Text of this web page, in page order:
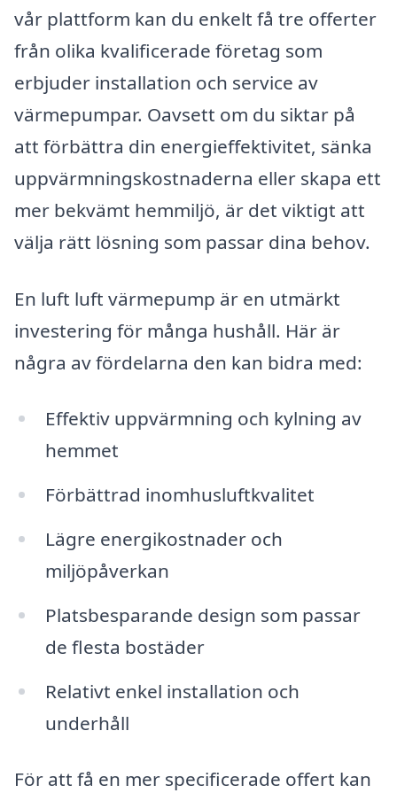
vår plattform kan du enkelt få tre offerter
från olika kvalificerade företag som
erbjuder installation och service av
värmepumpar. Oavsett om du siktar på
att förbättra din energieffektivitet, sänka
uppvärmningskostnaderna eller skapa ett
mer bekvämt hemmiljö, är det viktigt att
välja rätt lösning som passar dina behov.
En luft luft värmepump är en utmärkt
investering för många hushåll. Här är
några av fördelarna den kan bidra med:
Effektiv uppvärmning och kylning av
hemmet
Förbättrad inomhusluftkvalitet
Lägre energikostnader och
miljöpåverkan
Platsbesparande design som passar
de flesta bostäder
Relativt enkel installation och
underhåll
För att få en mer specificerade offert kan